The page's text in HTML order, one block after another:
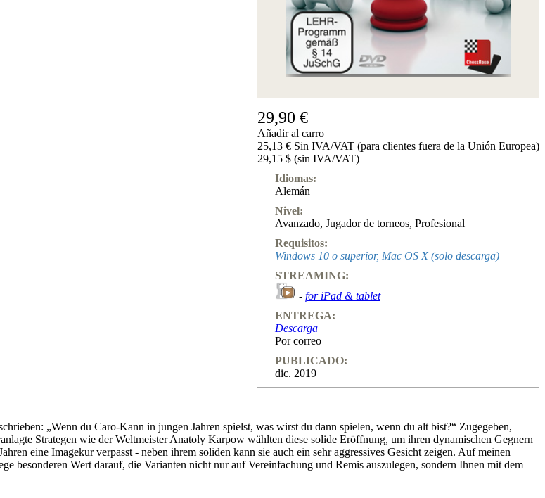
29,90 €
Añadir al carro
25,13 € Sin IVA/VAT (para clientes fuera de la Unión Europea)
29,15 $ (sin IVA/VAT)
Idiomas:
Alemán
Nivel:
Avanzado, Jugador de torneos, Profesional
Requisitos:
Windows 10 o superior, Mac OS X (solo descarga)
STREAMING:
- for iPad & tablet
ENTREGA:
Descarga
Por correo
PUBLICADO:
dic. 2019
„Wenn du Caro-Kann in jungen Jahren spielst, was wirst du dann spielen, wenn du alt bist?“ Zugegeben,
Strategen wie der Weltmeister Anatoly Karpow wählten diese solide Eröffnung, um ihren dynamischen Gegnern
eine Imagekur verpasst - neben ihrem soliden kann sie auch ein sehr aggressives Gesicht zeigen. Auf meinen
besonderen Wert darauf, die Varianten nicht nur auf Vereinfachung und Remis auszulegen, sondern Ihnen mit dem